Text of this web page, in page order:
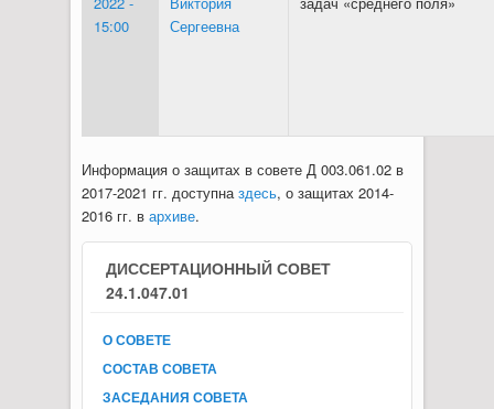
15:00
Сергеевна
Информация о защитах в совете Д 003.061.02 в
2017-2021 гг. доступназдесь, о защитах 2014-
2016 гг. в архиве.
ДИССЕРТАЦИОННЫЙ СОВЕТ
24.1.047.01
О СОВЕТЕ
СОСТАВ СОВЕТА
ЗАСЕДАНИЯ СОВЕТА